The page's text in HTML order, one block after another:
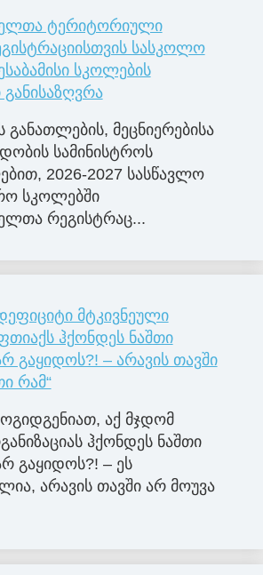
ტერიტორიული
სასკოლო
სკოლების
მეცნიერებისა
სამინისტროს
2026-2027 სასწავლო
სკოლებში
რეგისტრაც...
მტკივნეული
ჰქონდეს ნაშთი
გაყიდოს?! – არავის თავში
რამ“
აქ მჯდომ
ჰქონდეს ნაშთი
გაყიდოს?! – ეს
არავის თავში არ მოუვა